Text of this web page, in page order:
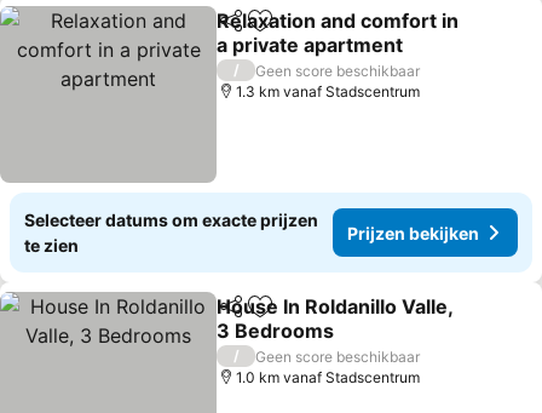
DelenToevoegen aan favorieten
Relaxation and comfort in
a private apartment
/
Geen score beschikbaar
1.3 km vanaf Stadscentrum
Selecteer datums om exacte prijzen
te zien
Prijzen bekijken
DelenToevoegen aan favorieten
House In Roldanillo Valle,
3 Bedrooms
/
Geen score beschikbaar
1.0 km vanaf Stadscentrum